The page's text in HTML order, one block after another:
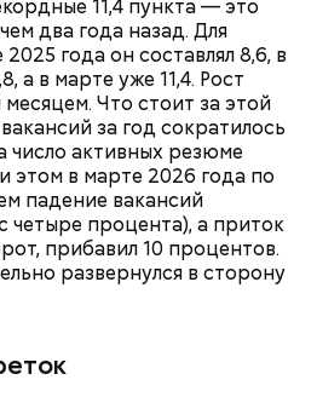
11,4 пункта — это
два года назад. Для
года он составлял 8,6, в
а в марте уже 11,4. Рост
Что стоит за этой
за год сократилось
число активных резюме
этом в марте 2026 года по
падение вакансий
четыре процента), а приток
прибавил 10 процентов.
развернулся в сторону